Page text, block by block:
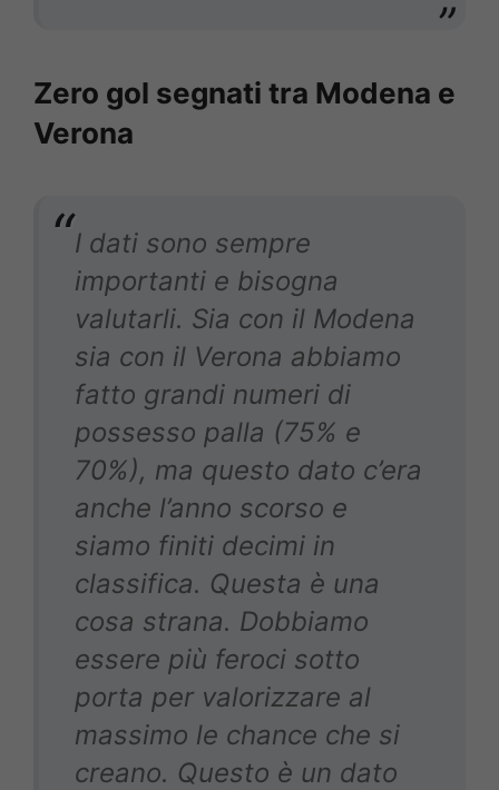
Zero gol segnati tra Modena e
Verona
I dati sono sempre
importanti e bisogna
valutarli. Sia con il Modena
sia con il Verona abbiamo
fatto grandi numeri di
possesso palla (75% e
70%), ma questo dato c’era
anche l’anno scorso e
siamo finiti decimi in
classifica. Questa è una
cosa strana. Dobbiamo
essere più feroci sotto
porta per valorizzare al
massimo le chance che si
creano. Questo è un dato